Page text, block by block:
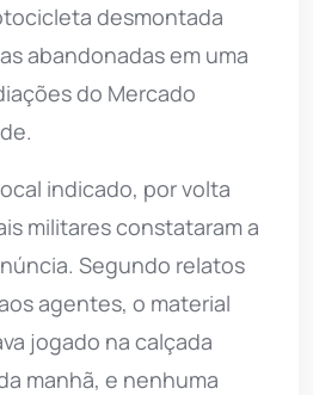
desmontada
abandonadas em uma
do Mercado
indicado, por volta
militares constataram a
Segundo relatos
agentes, o material
jogado na calçada
manhã, e nenhuma